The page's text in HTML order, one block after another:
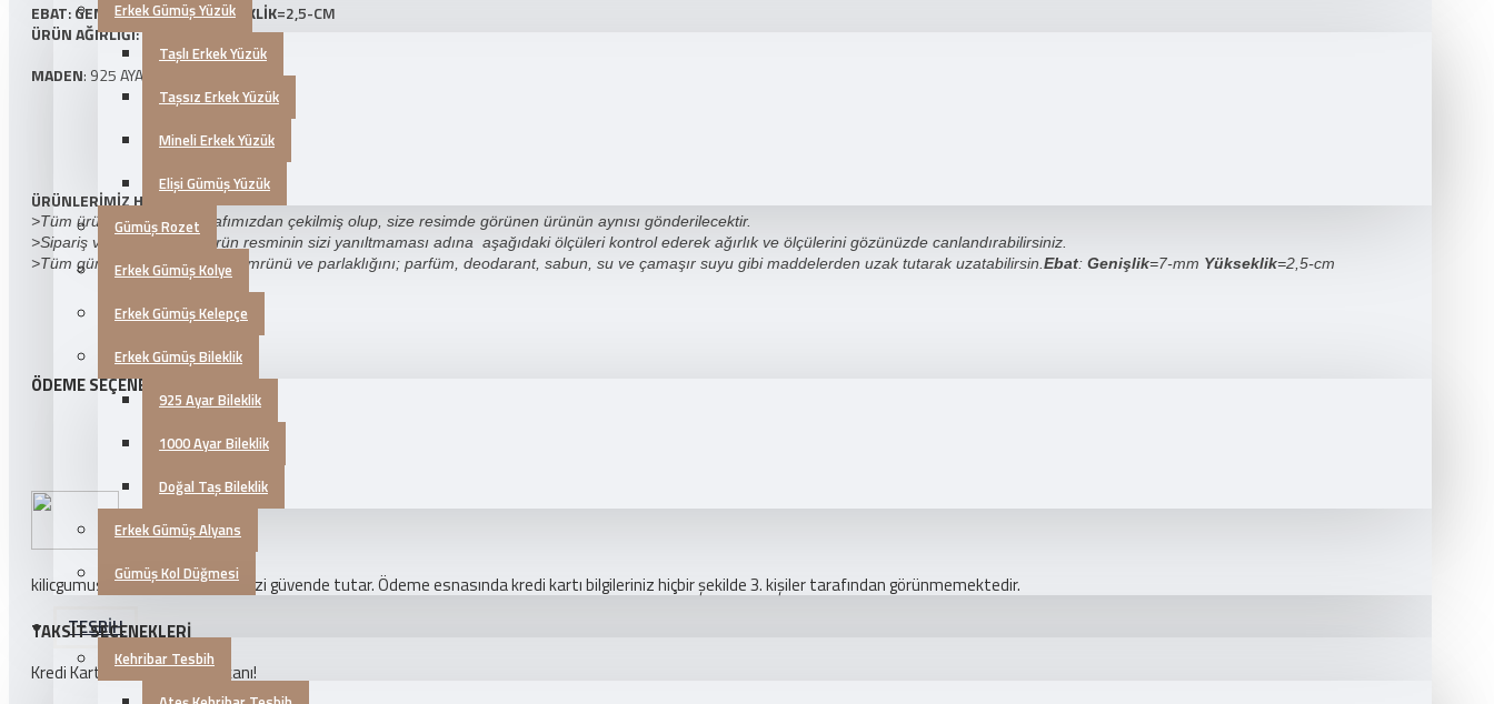
Erkek Gümüş Yüzük
Taşlı Erkek Yüzük
Taşsız Erkek Yüzük
Mineli Erkek Yüzük
Elişi Gümüş Yüzük
Gümüş Rozet
Erkek Gümüş Kolye
Erkek Gümüş Kelepçe
Erkek Gümüş Bileklik
925 Ayar Bileklik
1000 Ayar Bileklik
Doğal Taş Bileklik
Erkek Gümüş Alyans
Gümüş Kol Düğmesi
TESBİH
Kehribar Tesbih
EBAT:GENIŞLIK=0,7-CMYÜKSEKLIK=2,5-CM
ÜRÜN AĞIRLIĞI: 5,6-GRAM
MADEN: 925 AYAR GÜMÜŞ
ÜRÜNLERİMİZ HAKKINDA
>Tüm ürün fotoğrafları tarafımızdan çekilmiş olup, size resimde görünen ürünün aynısı gönderilecektir.
>Sipariş vermeden önce ürün resminin sizi yanıltmaması adına aşağıdaki ölçüleri kontrol ederek ağırlık ve ölçülerini gözünüzde canlandırabilirsiniz.
>Tüm gümüş takı ürünlerinin ömrünü ve parlaklığını; parfüm, deodarant, sabun, su ve çamaşır suyu gibi maddelerden uzak tutarak uzatabilirsin. Ebat: Genişlik=7-mm Yükseklik=2,5-cm
ÖDEME SEÇENEKLERI
kilicgumus.com ödeme bilgilerinizi güvende tutar. Ödeme esnasında kredi kartı bilgileriniz hiçbir şekilde 3. kişiler tarafından görünmemektedir.
TAKSIT SEÇENEKLERI
Kredi Kartlarına 3 Taksit İmkanı!